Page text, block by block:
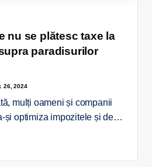
nu se plătesc taxe la
paradisurilor
26, 2024
mulți oameni și companii
și optimiza impozitele și de…